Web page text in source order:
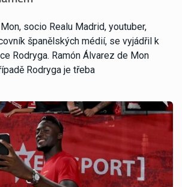
socio Realu Madrid, youtuber,
španělských médií, se vyjádřil k
Rodryga. Ramón Álvarez de Mon
Rodryga je třeba